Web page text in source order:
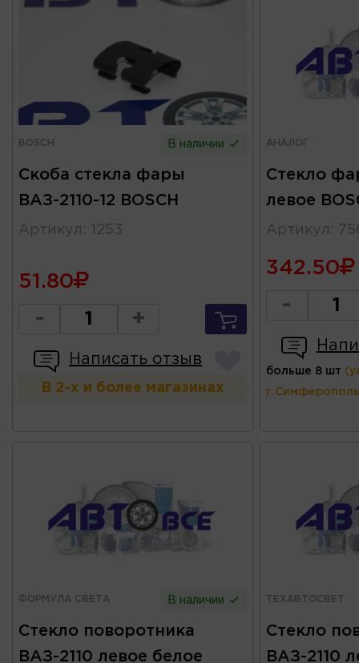
BOSCH В наличии
Скоба стекла фары
ВАЗ-2110-12 BOSCH
Артикул : 1253
51.80
- +
Написать отзыв
В 2-х и более магазинах
АНАЛОГ
Стекло
левое
Артикул :
342.50
-
больше 8 шт
ФОРМУЛА СВЕТА В наличии
Стекло поворотника
ВАЗ-2110 левое белое
ТЕХАВТОСВЕТ
Стекло
ВАЗ-2110